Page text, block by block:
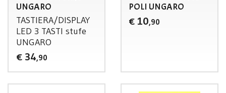
UNGARO
TASTIERA/DISPLAY
LED 3 TASTI stufe
UNGARO
€ 34,90
POLI UNGARO
€ 10,90